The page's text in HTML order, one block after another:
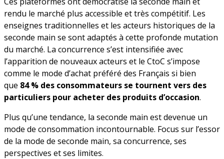
rendu le marché plus accessible et très compétitif. Les
enseignes traditionnelles et les acteurs historiques de la
seconde main se sont adaptés à cette profonde mutation
du marché. La concurrence s’est intensifiée avec
l’apparition de nouveaux acteurs et le CtoC s’impose
comme le mode d’achat préféré des Français si bien
que 84 % des consommateurs se tournent vers des
particuliers pour acheter des produits d’occasion.
Plus qu’une tendance, la seconde main est devenue un
mode de consommation incontournable. Focus sur l’essor
de la mode de seconde main, sa concurrence, ses
perspectives et ses limites.